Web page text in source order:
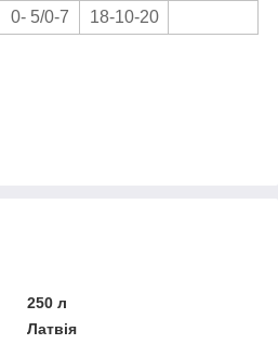
0- 5/0-7 18-10-20
250 л
Латвія